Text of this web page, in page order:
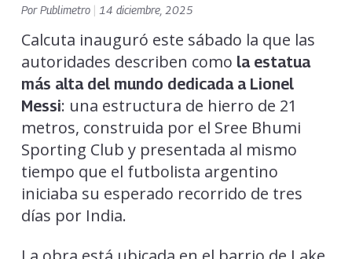
PorPublimetro 14 diciembre, 2025
Calcuta inauguró este sábado la que las
autoridades describen como la estatua
más alta del mundo dedicada a Lionel
Messi: una estructura de hierro de 21
metros, construida por el Sree Bhumi
Sporting Club y presentada al mismo
tiempo que el futbolista argentino
iniciaba su esperado recorrido de tres
días por India.